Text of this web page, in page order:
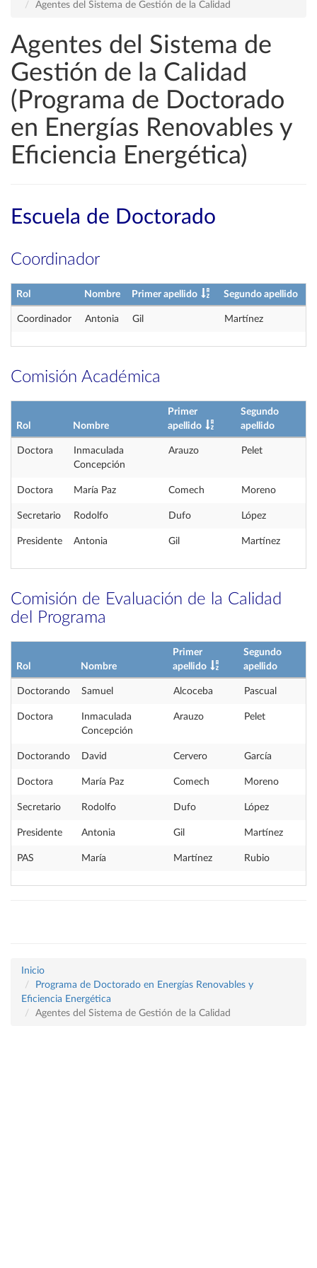
Agentes del Sistema de Gestión de la Calidad
Agentes del Sistema de
Gestión de la Calidad
(Programa de Doctorado
en Energías Renovables y
Eficiencia Energética)
Escuela de Doctorado
Coordinador
Rol Nombre Primer apellido Segundo apellido
Coordinador Antonia Gil Martínez
Comisión Académica
Rol Nombre
Primer
apellido
Segundo
apellido
Doctora
Inmaculada
Concepción
Arauzo Pelet
Doctora María Paz Comech Moreno
Secretario Rodolfo Dufo López
Presidente Antonia Gil Martínez
Comisión de Evaluación de la Calidad
del Programa
Rol Nombre
Primer
apellido
Segundo
apellido
Doctorando Samuel Alcoceba Pascual
Doctora
Inmaculada
Concepción
Arauzo Pelet
Doctorando David Cervero García
Doctora María Paz Comech Moreno
Secretario Rodolfo Dufo López
Presidente Antonia Gil Martínez
PAS María Martínez Rubio
Inicio
Programa de Doctorado en Energías Renovables y
Eficiencia Energética
Agentes del Sistema de Gestión de la Calidad